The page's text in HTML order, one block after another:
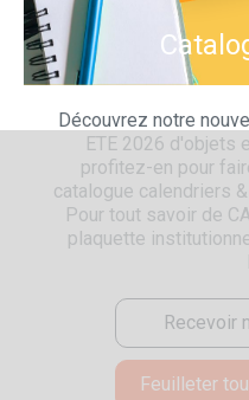
Découvrez notre
ETE 2026 d'objets
profitez-en pour
catalogue calendriers
Pour tout savoir de
plaquette
Recevoir
Feuilleter